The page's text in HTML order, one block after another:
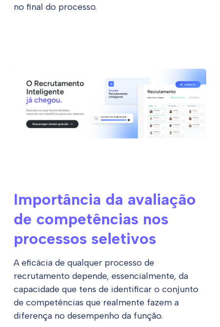
no final do processo.
Importância da avaliação
de competências nos
processos seletivos
A eficácia de qualquer processo de
recrutamento depende, essencialmente, da
capacidade que tens de identificar o conjunto
de competências que realmente fazem a
diferença no desempenho da função.